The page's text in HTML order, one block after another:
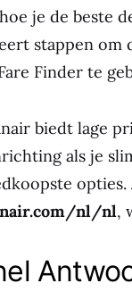
je de beste
stappen om
Finder te
biedt lage
als je
opties.
nl/nl,